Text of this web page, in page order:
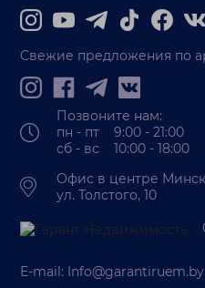
Свежие предложения по
Позвоните нам:
пн - пт 9:00 - 21:00
сб - вс 10:00 - 18:00
Офис в центре
ул. Толстого, 10
E-mail: Info@garantiruem.by